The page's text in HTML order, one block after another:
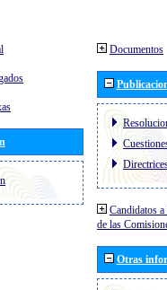
Documentos
Candidatos
de las
Otras